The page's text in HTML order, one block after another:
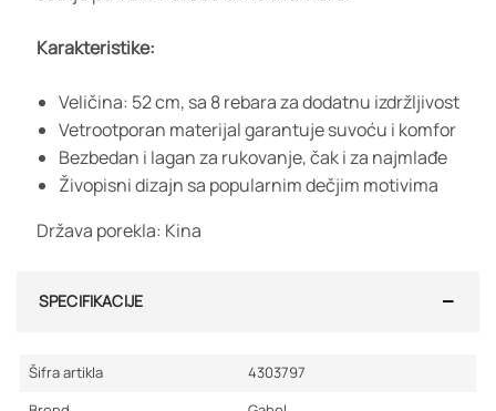
Karakteristike:
Veličina: 52 cm, sa 8 rebara za dodatnu izdržljivost
Vetrootporan materijal garantuje suvoću i komfor
Bezbedan i lagan za rukovanje, čak i za najmlađe
Živopisni dizajn sa popularnim dečjim motivima
Država porekla: Kina
SPECIFIKACIJE
Šifra artikla
4303797